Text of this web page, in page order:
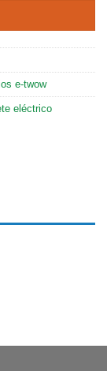
e-twow
eléctrico